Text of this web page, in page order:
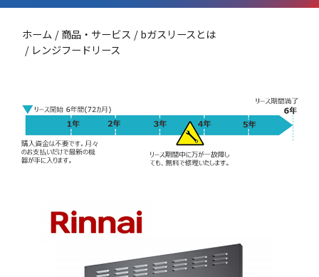
ホーム 商品・サービス
bガスリースとは
レンジフードリース